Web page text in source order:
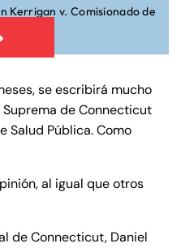
Kerrigan v. Comisionado de
se escribirá mucho
de Connecticut
Salud Pública. Como
al igual que otros
de Connecticut, Daniel